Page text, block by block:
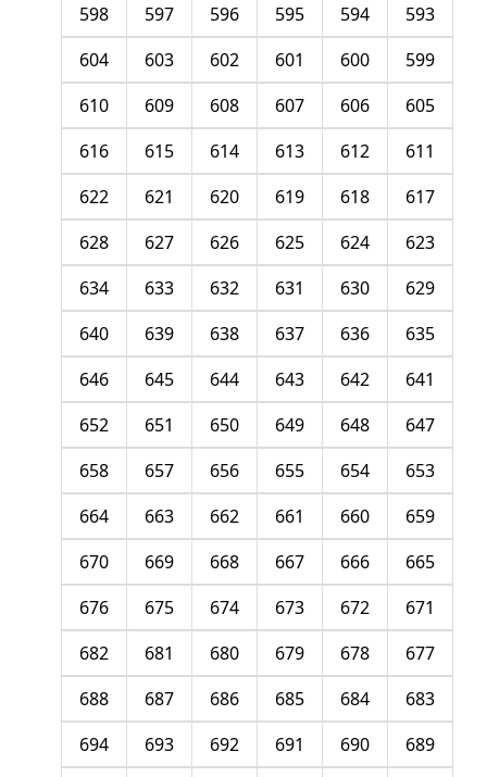
593
594
595
596
597
598
599
600
601
602
603
604
605
606
607
608
609
610
611
612
613
614
615
616
617
618
619
620
621
622
623
624
625
626
627
628
629
630
631
632
633
634
635
636
637
638
639
640
641
642
643
644
645
646
647
648
649
650
651
652
653
654
655
656
657
658
659
660
661
662
663
664
665
666
667
668
669
670
671
672
673
674
675
676
677
678
679
680
681
682
683
684
685
686
687
688
689
690
691
692
693
694